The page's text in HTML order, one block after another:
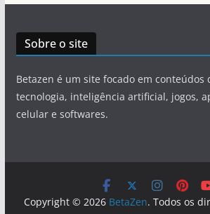
Sobre o site
Betazen é um site focado em conteúdos
tecnologia, inteligência artificial, jogos,
celular e softwares.
Copyright © 2026 BetaZen. Todos os